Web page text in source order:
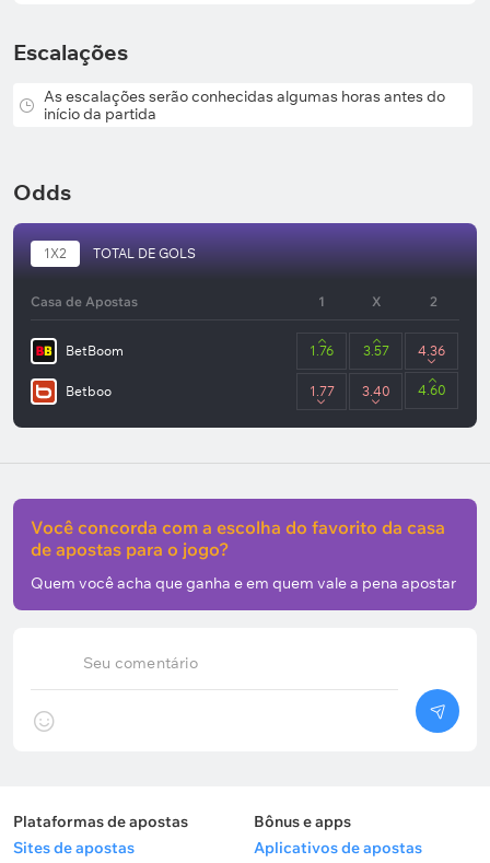
Пенальти – 28%.
Escalações
As escalações serão conhecidas algumas horas antes do
início da partida
Odds
1X2 TOTAL DE GOLS
Casa de Apostas 1 X 2
BetBoom 1.76 3.57 4.36
Betboo 1.77 3.40 4.60
Seu comentário
Você concorda com a escolha do favorito da casa
de apostas para o jogo?
Quem você acha que ganha e em quem vale a pena apostar
Plataformas de apostas
Sites de apostas
Bônus e apps
Aplicativos de apostas